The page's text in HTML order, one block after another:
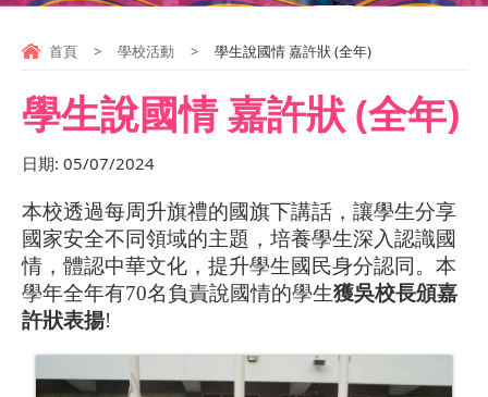
首頁 > 學校活動 > 學生說國情 嘉許狀 (全年)
學生說國情 嘉許狀 (全年)
日期: 05/07/2024
本校透過每周升旗禮的國旗下講話，讓學生分享
國家安全不同領域的主題，培養學生深入認識國
情，體認中華文化，提升學生國民身分認同。 本
學年全年有70名負責說國情的學生獲吳校長頒嘉
許狀表揚!